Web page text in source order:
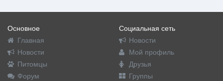
Основное
Главная
Новости
Питомцы
Форум
Социальная сеть
Новости
Мой профиль
Друзья
Группы